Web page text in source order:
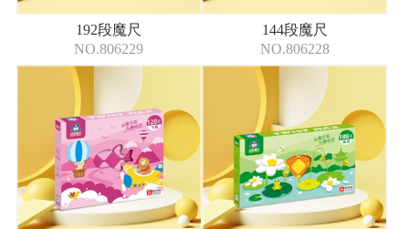
192段魔尺
NO.806229
144段魔尺
NO.806228